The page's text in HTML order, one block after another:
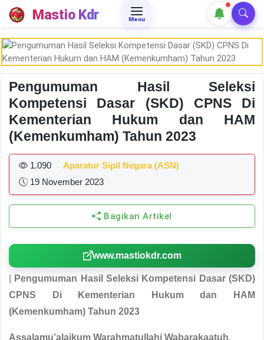
Mastio Kdr Menu
Pengumuman Hasil Seleksi
Kompetensi Dasar (SKD) CPNS Di
Kementerian Hukum dan HAM
(Kemenkumham) Tahun 2023
1.090
Aparatur Sipil Negara (ASN)
19 November 2023
Bagikan Artikel
www.mastiokdr.com
Pengumuman Hasil Seleksi Kompetensi Dasar (SKD)
CPNS Di Kementerian Hukum dan HAM
(Kemenkumham) Tahun 2023
Assalamu’alaikum Warahmatullahi Wabarakaatuh,